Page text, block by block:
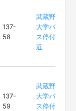
137-
58
武蔵野
大学バ
ス停付
近
137-
59
武蔵野
大学バ
ス停付